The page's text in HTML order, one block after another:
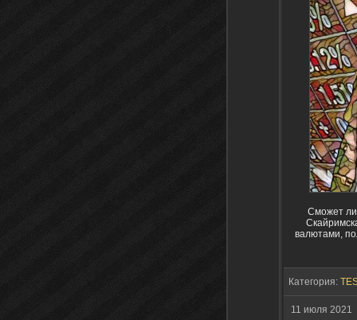
Сможет ли
валютами,
Категория:
11 июля 2021